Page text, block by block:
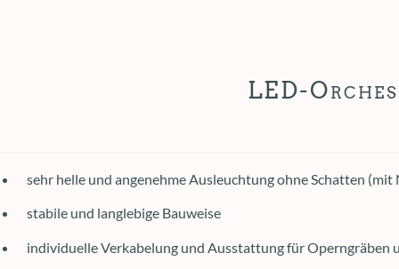
LED-
sehr helle und angenehme Ausleuchtung ohne Schatten
stabile und langlebige Bauweise
individuelle Verkabelung und Ausstattung für Operngräben